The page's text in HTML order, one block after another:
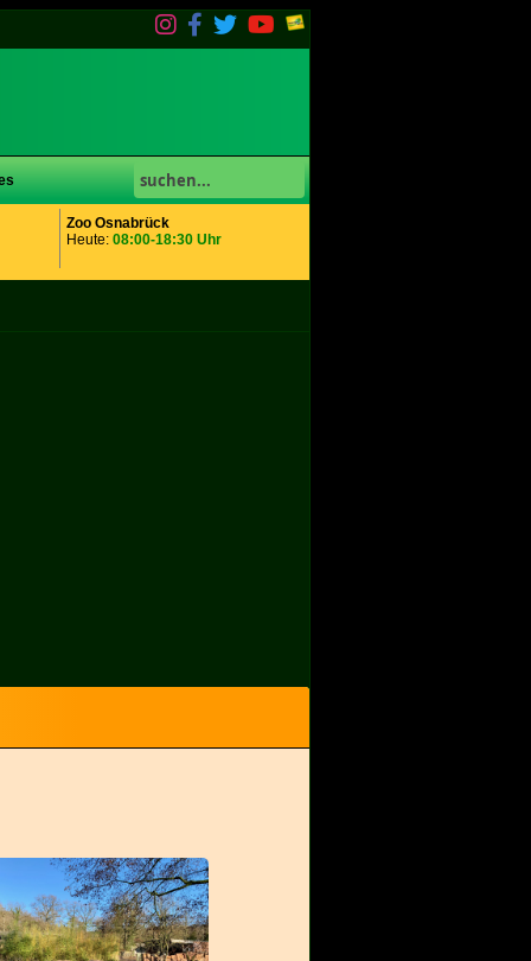
Zoo Osnabrück
Heute: 08:00-18:30 Uhr